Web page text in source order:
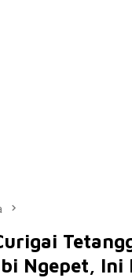
Ngepet, Ini